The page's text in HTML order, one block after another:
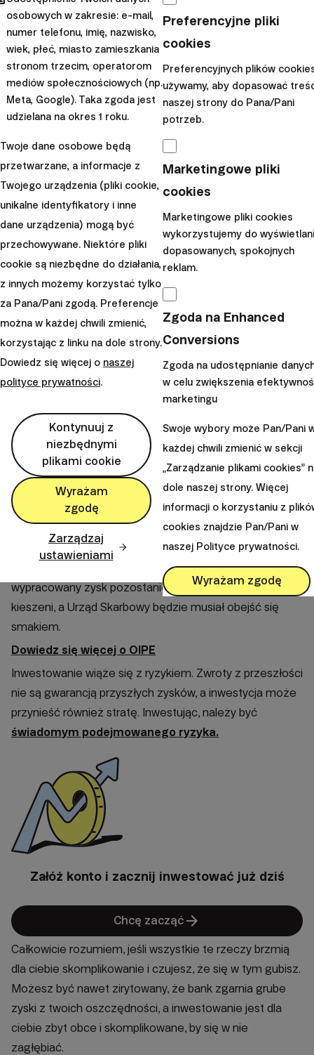
miejsce na ulokowanie
swojej poduszki
finansowej
Euro Wkład - odpowiedni do przechowywania
krótkoterminowych rezerw w euro
W przypadku długoterminowego oszczędzania nie
musisz ograniczać się do instrumentów rynku
pieniężnego –możesz inwestować w akcje, które
mają potencjał wyższych zysków
Przykładowo, historyczne dane pokazują, że
długoterminowe inwestowanie w akcje (a mowa tu o
naprawdę długiej perspektywie – co najmniej 15, 20 czy
30 lat) przynosiły średni roczny zwrot na poziomie 8-9%.
W zamian za ten potencjalny wzrost wartościtrzeba
jednak zaakceptować zmienność rynku i okresowe
wahania portfela.
Dziś nie musisz już samodzielnie dobierać portfela akcji
czy obligacji. Może Ci w tym pomóc nasza usługa
doradzctwa. Wystarczy, że wypełnisz prosty
kwestionariusz, w którym odpowiesz na pytania
dotyczące swoich celów finansowych, sytuacji życiowej,
planowanego okresu inwestycji oraz podejścia do
ryzyka. Algorytm Finax automatycznie dobierze dla
Ciebie
portfel o optymalnym poziomie ryzyka,
dostosowanym do Twojej sytuacji.
Jeśli planujesz oszczędzać na emeryturę, to koniecznie
zapoznaj się z naszym produktem z 3. filaru
emerytalnego, portfelem
Europejska Emerytura
, dzięki któremu możesz uniknąć zapłaty podatku
19% od zysków kapitałowych na końcu inwestycji. Cały
wypracowany zysk pozostanie wówczas w Twojej
kieszeni, a Urząd Skarbowy będzie musiał obejść się
smakiem.
Dowiedz się więcej o OIPE
Inwestowanie wiąże się z ryzykiem. Zwroty z przeszłości
nie są gwarancją przyszłych zysków, a inwestycja może
przynieść również stratę. Inwestując, należy być
świadomym podejmowanego ryzyka.
Załóż konto i zacznij inwestować już dziś
Chcę zacząć arrow_forward
Całkowicie rozumiem, jeśli wszystkie te rzeczy brzmią
dla ciebie skomplikowanie i czujesz, że się w tym gubisz.
Możesz być nawet zirytowany, że bank zgarnia grube
zyski z twoich oszczędności, a inwestowanie jest dla
ciebie zbyt obce i skomplikowane, by się w nie
zagłębiać.
osobowych w zakresie: e-mail,
numer telefonu, imię, nazwisko,
wiek, płeć, miasto zamieszkania
stronom trzecim, operatorom
mediów społecznościowych (np.
Meta, Google). Taka zgoda jest
udzielana na okres 1 roku.
Twoje dane osobowe będą
przetwarzane, a informacje z
Twojego urządzenia (pliki cookie,
unikalne identyfikatory i inne
dane urządzenia) mogą być
przechowywane. Niektóre pliki
cookie są niezbędne do działania,
z innych możemy korzystać tylko
za Pana/Pani zgodą. Preferencje
można w każdej chwili zmienić,
korzystając z linku na dole strony.
Dowiedz się więcej o naszej
polityce prywatności.
Kontynuuj z
niezbędnymi
plikami cookie
Wyrażam
zgodę
Zarządzaj
ustawieniami
Preferencyjne pliki
cookies
Preferencyjnych plików
używamy, aby dopasować
naszej strony do Pana/Pani
potrzeb.
Marketingowe pliki
cookies
Marketingowe pliki cookies
wykorzystujemy do
dopasowanych, spokojnych
reklam.
Zgoda na Enhanced
Conversions
Zgoda na udostępnianie
w celu zwiększenia
marketingu
Swoje wybory może Pan/Pani
każdej chwili zmienić w sekcji
„Zarządzanie plikami cookies”
dole naszej strony. Więcej
informacji o korzystaniu z
cookies znajdzie Pan/Pani w
naszej Polityce prywatności.
Wyrażam zgodę